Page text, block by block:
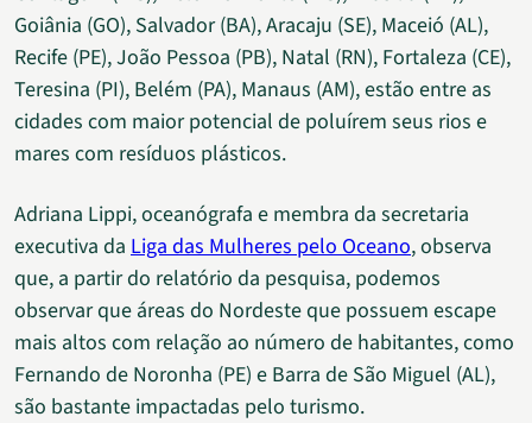
Goiânia (GO), Salvador (BA), Aracaju (SE), Maceió (AL),
Recife (PE), João Pessoa (PB), Natal (RN), Fortaleza (CE),
Teresina (PI), Belém (PA), Manaus (AM), estão entre as
cidades com maior potencial de poluírem seus rios e
mares com resíduos plásticos.
Adriana Lippi, oceanógrafa e membra da secretaria
executiva da Liga das Mulheres pelo Oceano, observa
que, a partir do relatório da pesquisa, podemos
observar que áreas do Nordeste que possuem escape
mais altos com relação ao número de habitantes, como
Fernando de Noronha (PE) e Barra de São Miguel (AL),
são bastante impactadas pelo turismo.